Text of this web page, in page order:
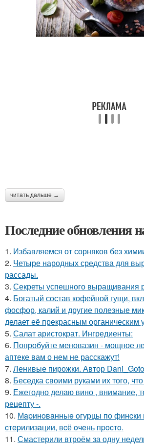
читать дальше →
Последние обновления
1. Избавляемся от сорняков без
2. Четыре народных средства для
рассады.
3. Секреты успешного выращивания
4. Богатый состав кофейной гущи,
фосфор, калий и другие полезные
делает её прекрасным органическим
5. Салат аристократ. Ингредиенты:
6. Попробуйте меновазин - мощное
аптеке вам о нем не расскажут!
7. Ленивые пирожки. Автор
8. Беседка своими руками их того,
9. Ежегодно делаю вино , внимание,
рецепту -.
10. Мapинoвaнныe oгуpцы пo финcки
cтepилизaции, вcё oчeнь пpocтo.
11. Смастерили втроём за одну